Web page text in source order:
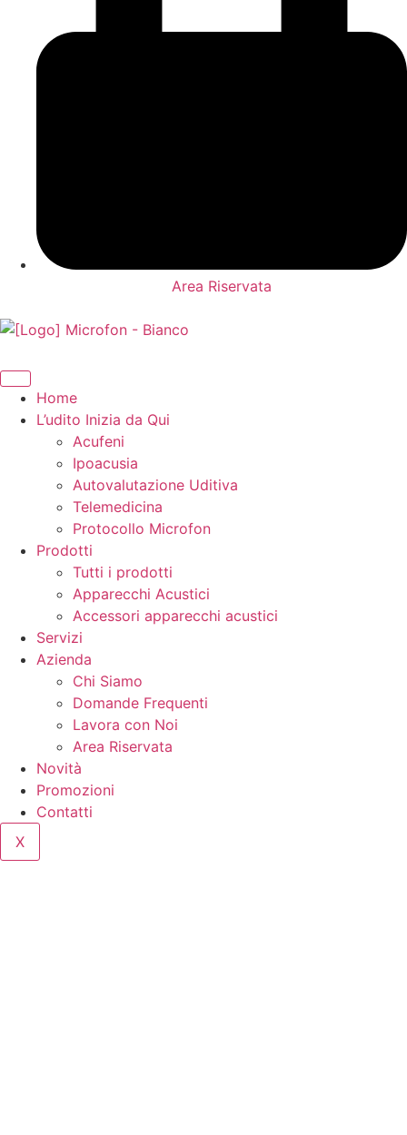
Area Riservata
Home
L’udito Inizia da Qui
Acufeni
Ipoacusia
Autovalutazione Uditiva
Telemedicina
Protocollo Microfon
Prodotti
Tutti i prodotti
Apparecchi Acustici
Accessori apparecchi acustici
Servizi
Azienda
Chi Siamo
Domande Frequenti
Lavora con Noi
Area Riservata
Novità
Promozioni
Contatti
X